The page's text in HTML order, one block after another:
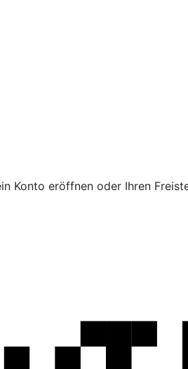
Konto eröffnen oder Ihren